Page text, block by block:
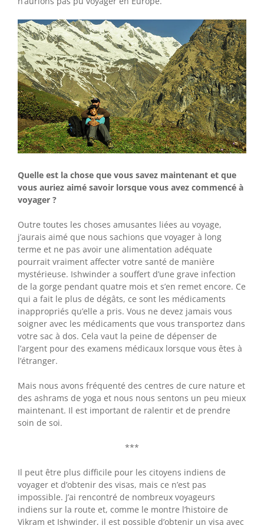
Quelle est la chose que vous savez maintenant et que
vous auriez aimé savoir lorsque vous avez commencé à
voyager ?
Outre toutes les choses amusantes liées au voyage,
j’aurais aimé que nous sachions que voyager à long
terme et ne pas avoir une alimentation adéquate
pourrait vraiment affecter votre santé de manière
mystérieuse. Ishwinder a souffert d’une grave infection
de la gorge pendant quatre mois et s’en remet encore. Ce
qui a fait le plus de dégâts, ce sont les médicaments
inappropriés qu’elle a pris. Vous ne devez jamais vous
soigner avec les médicaments que vous transportez dans
votre sac à dos. Cela vaut la peine de dépenser de
l’argent pour des examens médicaux lorsque vous êtes à
l’étranger.
Mais nous avons fréquenté des centres de cure nature et
des ashrams de yoga et nous nous sentons un peu mieux
maintenant. Il est important de ralentir et de prendre
soin de soi.
***
Il peut être plus difficile pour les citoyens indiens de
voyager et d’obtenir des visas, mais ce n’est pas
impossible. J’ai rencontré de nombreux voyageurs
indiens sur la route et, comme le montre l’histoire de
Vikram et Ishwinder, il est possible d’obtenir un visa avec